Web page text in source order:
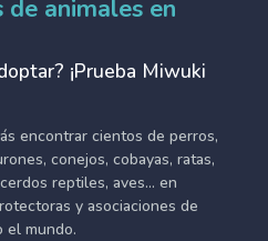
de animales en
¡Prueba Miwuki
encontrar cientos de perros,
conejos, cobayas, ratas,
reptiles, aves... en
y asociaciones de
el mundo.